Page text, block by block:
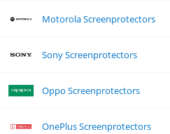
Motorola Screenprotectors
Sony Screenprotectors
Oppo Screenprotectors
OnePlus Screenprotectors